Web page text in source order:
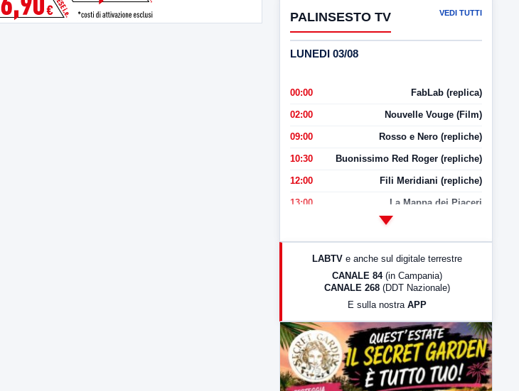
PALINSESTO TV VEDI TUTTI
LUNEDI 03/08
00:00 FabLab (replica)
02:00 Nouvelle Vouge (Film)
09:00 Rosso e Nero (repliche)
10:30 Buonissimo Red Roger (repliche)
12:00 Fili Meridiani (repliche)
13:00 La Mappa dei Piaceri
LabNews (Diretta)
23:00 LabNews (replica)
LABTV e anche sul digitale terrestre
CANALE 84 (in Campania)
CANALE 268 (DDT Nazionale)
E sulla nostra APP